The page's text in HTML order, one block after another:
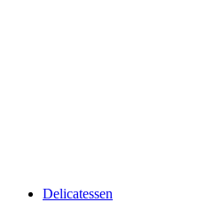
Delicatessen